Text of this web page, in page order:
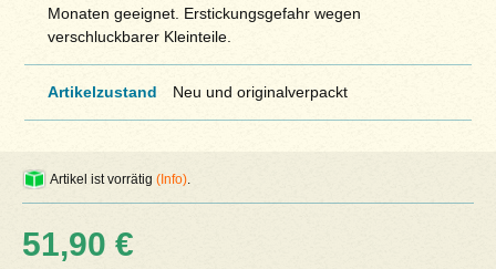
Monaten geeignet. Erstickungsgefahr wegen
verschluckbarer Kleinteile.
Artikelzustand Neu und originalverpackt
Artikel ist vorrätig(Info)
51,90 €